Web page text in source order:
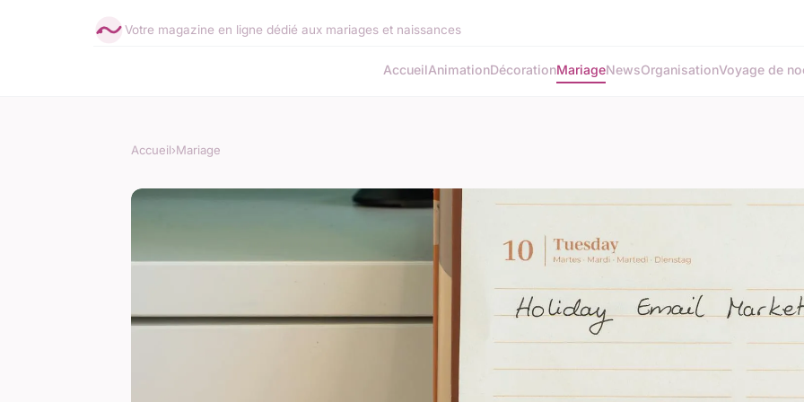
Votre magazine en ligne dédié aux mariages et naissances
AccueilAnimationDécorationMariageNewsOrganisationVoyage de
Accueil›Mariage